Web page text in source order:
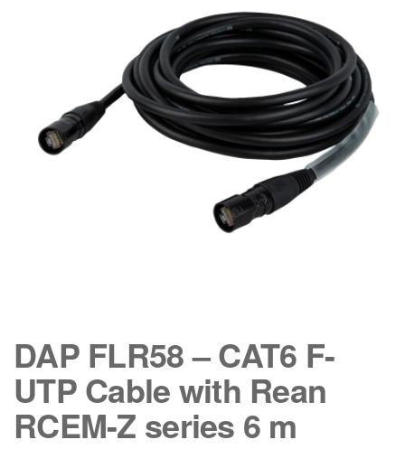
DAP FLR58 – CAT6 F-
UTP Cable with Rean
RCEM-Z series 6 m